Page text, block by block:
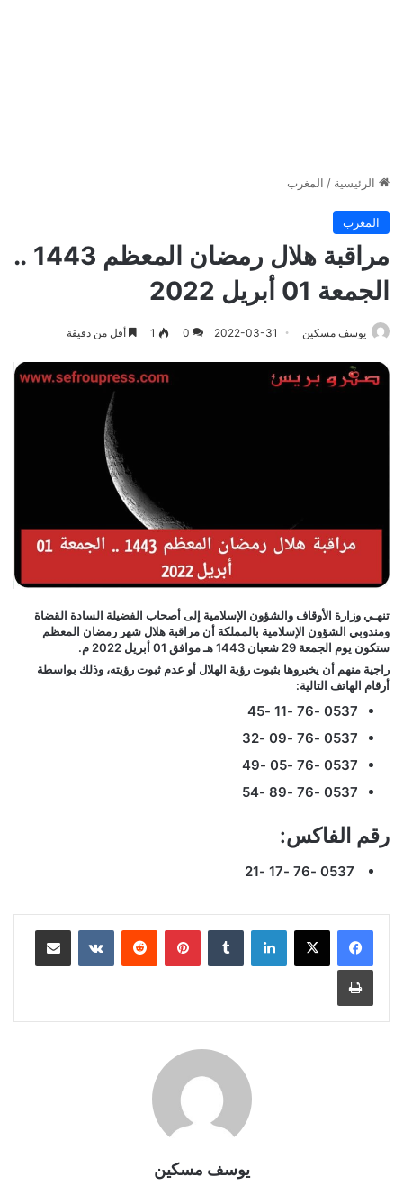
الرئيسية / المغرب
المغرب
مراقبة هلال رمضان المعظم 1443 ..
الجمعة 01 أبريل 2022
يوسف مسكين 2022-03-31
0
1 أقل من دقيقة
تنهـي وزارة الأوقاف والشؤون الإسلامية إلى أصحاب الفضيلة السادة القضاة
ومندوبي الشؤون الإسلامية بالمملكة أن مراقبة هلال شهر رمضان المعظم
ستكون يوم الجمعة 29 شعبان 1443 هـ موافق 01 أبريل 2022 م.
راجية منهم أن يخبروها بثبوت رؤية الهلال أو عدم ثبوت رؤيته، وذلك بواسطة
أرقام الهاتف التالية:
0537 -76 -11 -45
0537 -76 -09 -32
0537 -76 -05 -49
0537 -76 -89 -54
رقم الفاكس:
لينكدإن بينتيريست مشاركة عبر البريد
طباعة
يوسف مسكين